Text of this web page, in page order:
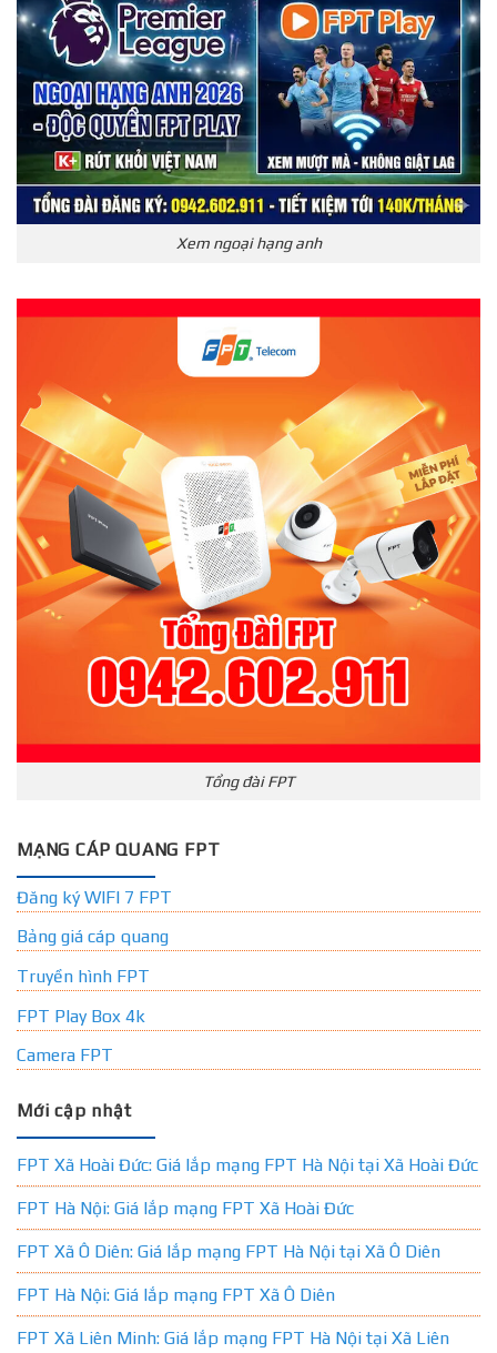
Xem ngoại hạng anh
Tổng đài FPT
MẠNG CÁP QUANG FPT
Đăng ký WIFI 7 FPT
Bảng giá cáp quang
Truyền hình FPT
FPT Play Box 4k
Camera FPT
Mới cập nhật
FPT Xã Hoài Đức: Giá lắp mạng FPT Hà Nội tại Xã Hoài Đức
FPT Hà Nội: Giá lắp mạng FPT Xã Hoài Đức
FPT Xã Ô Diên: Giá lắp mạng FPT Hà Nội tại Xã Ô Diên
FPT Hà Nội: Giá lắp mạng FPT Xã Ô Diên
FPT Xã Liên Minh: Giá lắp mạng FPT Hà Nội tại Xã Liên